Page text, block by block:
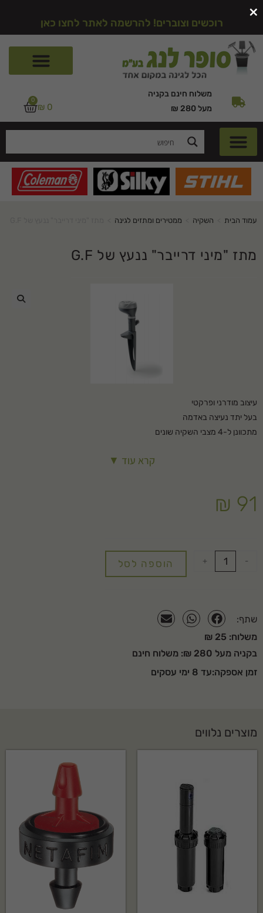
רוכשים וצוברים! להרשמה לאתר לחצו כאן
משלוח חינם בקניה
מעל 280 ₪
₪ 0
0
עמוד הבית השקיה ממטירים ומתזים לגינה
מתז "מיני דרייבר" ננעץ של G.F
עיצוב מודרני ופרקטי
בעל יתד נעיצה באדמה
מתכוונן ל-4 מצבי השקיה שונים
קרא עוד ▼
₪ 91
-
+ הוספה לסל
שתף:
משלוח: 25 ₪
בקניה מעל 280 ₪: משלוח חינם
זמן אספקה:עד 8 ימי עסקים
מוצרים נלווים
×